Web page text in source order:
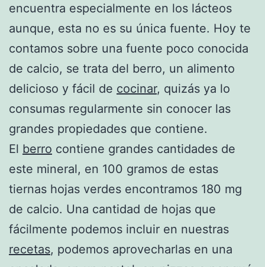
encuentra especialmente en los lácteos
aunque, esta no es su única fuente. Hoy te
contamos sobre una fuente poco conocida
de calcio, se trata del berro, un alimento
delicioso y fácil de cocinar, quizás ya lo
consumas regularmente sin conocer las
grandes propiedades que contiene.
El berro contiene grandes cantidades de
este mineral, en 100 gramos de estas
tiernas hojas verdes encontramos 180 mg
de calcio. Una cantidad de hojas que
fácilmente podemos incluir en nuestras
recetas, podemos aprovecharlas en una